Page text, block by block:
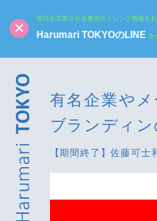
毎日を充実させる東京のトレンド情報をお
Harumari TOKYOのLINE を
有名企業や
ブランディン
【期間終了】佐藤可士